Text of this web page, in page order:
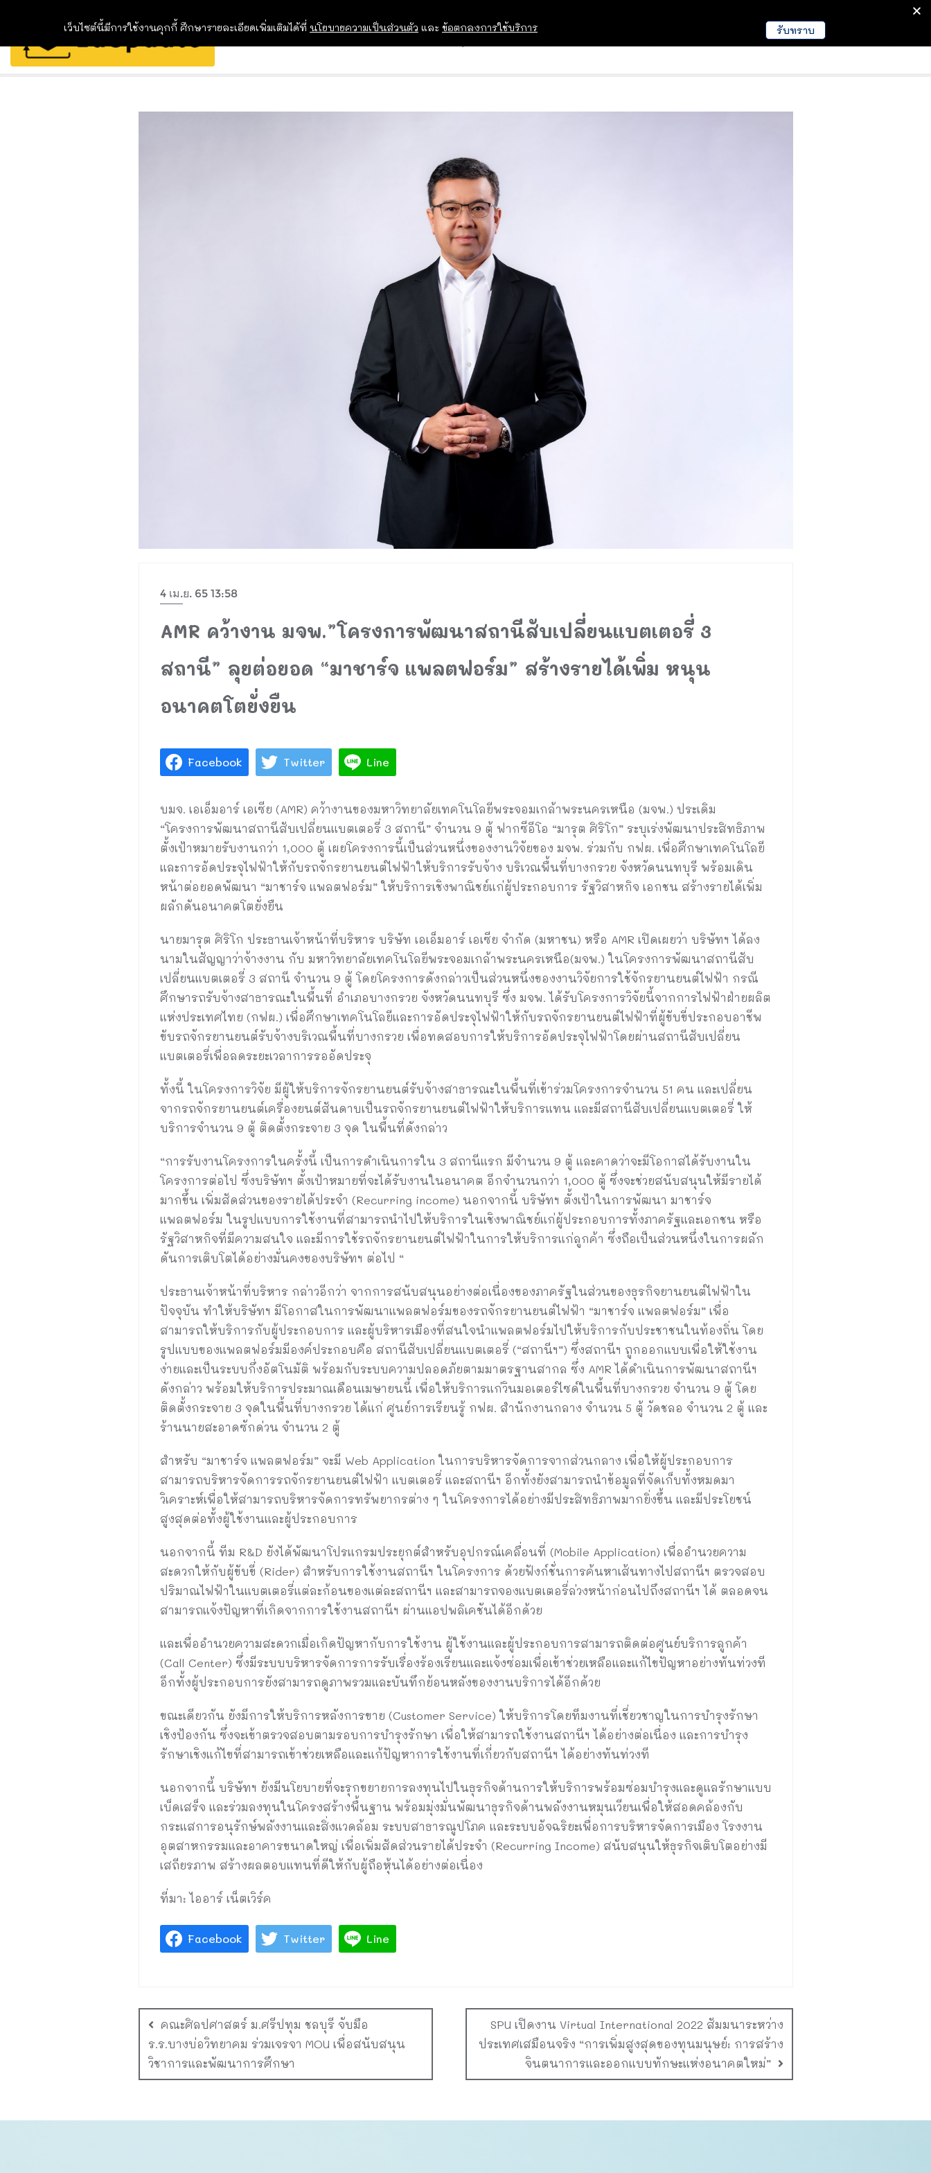
EDUCATION NEWS
4 เม.ย. 65 13:58
AMR คว้างาน มจพ.”โครงการพัฒนาสถานีสับเปลี่ยนแบตเตอรี่ 3
สถานี” ลุยต่อยอด “มาชาร์จ แพลตฟอร์ม” สร้างรายได้เพิ่ม หนุน
อนาคตโตยั่งยืน
Facebook Twitter Line
บมจ. เอเอ็มอาร์ เอเซีย (AMR) คว้างานของมหาวิทยาลัยเทคโนโลยีพระจอมเกล้าพระนครเหนือ (มจพ.) ประเดิม
“โครงการพัฒนาสถานีสับเปลี่ยนแบตเตอรี่ 3 สถานี” จำนวน 9 ตู้ ฟากซีอีโอ “มารุต ศิริโก” ระบุเร่งพัฒนาประสิทธิภาพ
ตั้งเป้าหมายรับงานกว่า 1,000 ตู้ เผยโครงการนี้เป็นส่วนหนึ่งของงานวิจัยของ มจพ. ร่วมกับ กฟผ. เพื่อศึกษาเทคโนโลยี
และการอัดประจุไฟฟ้าให้กับรถจักรยานยนต์ไฟฟ้าให้บริการรับจ้าง บริเวณพื้นที่บางกรวย จังหวัดนนทบุรี พร้อมเดิน
หน้าต่อยอดพัฒนา “มาชาร์จ แพลตฟอร์ม” ให้บริการเชิงพาณิชย์แก่ผู้ประกอบการ รัฐวิสาหกิจ เอกชน สร้างรายได้เพิ่ม
ผลักดันอนาคตโตยั่งยืน
นายมารุต ศิริโก ประธานเจ้าหน้าที่บริหาร บริษัท เอเอ็มอาร์ เอเซีย จำกัด (มหาชน) หรือ AMR เปิดเผยว่า บริษัทฯ ได้ลง
นามในสัญญาว่าจ้างงาน กับ มหาวิทยาลัยเทคโนโลยีพระจอมเกล้าพระนครเหนือ(มจพ.) ในโครงการพัฒนาสถานีสับ
เปลี่ยนแบตเตอรี่ 3 สถานี จำนวน 9 ตู้ โดยโครงการดังกล่าวเป็นส่วนหนึ่งของงานวิจัยการใช้จักรยานยนต์ไฟฟ้า กรณี
ศึกษารถรับจ้างสาธารณะในพื้นที่ อำเภอบางกรวย จังหวัดนนทบุรี ซึ่ง มจพ. ได้รับโครงการวิจัยนี้จากการไฟฟ้าฝ่ายผลิต
แห่งประเทศไทย (กฟผ.) เพื่อศึกษาเทคโนโลยีและการอัดประจุไฟฟ้าให้กับรถจักรยานยนต์ไฟฟ้าที่ผู้ขับขี่ประกอบอาชีพ
ขับรถจักรยานยนต์รับจ้างบริเวณพื้นที่บางกรวย เพื่อทดสอบการให้บริการอัดประจุไฟฟ้าโดยผ่านสถานีสับเปลี่ยน
แบตเตอรี่เพื่อลดระยะเวลาการรออัดประจุ
ทั้งนี้ ในโครงการวิจัย มีผู้ให้บริการจักรยานยนต์รับจ้างสาธารณะในพื้นที่เข้าร่วมโครงการจำนวน 51 คน และเปลี่ยน
จากรถจักรยานยนต์เครื่องยนต์สันดาบเป็นรถจักรยานยนต์ไฟฟ้าให้บริการแทน และมีสถานีสับเปลี่ยนแบตเตอรี่ ให้
บริการจำนวน 9 ตู้ ติดตั้งกระจาย 3 จุด ในพื้นที่ดังกล่าว
“การรับงานโครงการในครั้งนี้ เป็นการดำเนินการใน 3 สถานีแรก มีจำนวน 9 ตู้ และคาดว่าจะมีโอกาสได้รับงานใน
โครงการต่อไป ซึ่งบริษัทฯ ตั้งเป้าหมายที่จะได้รับงานในอนาคต อีกจำนวนกว่า 1,000 ตู้ ซึ่งจะช่วยสนับสนุนให้มีรายได้
มากขึ้น เพิ่มสัดส่วนของรายได้ประจำ (Recurring income) นอกจากนี้ บริษัทฯ ตั้งเป้าในการพัฒนา มาชาร์จ
แพลตฟอร์ม ในรูปแบบการใช้งานที่สามารถนำไปให้บริการในเชิงพาณิชย์แก่ผู้ประกอบการทั้งภาครัฐและเอกชน หรือ
รัฐวิสาหกิจที่มีความสนใจ และมีการใช้รถจักรยานยนต์ไฟฟ้าในการให้บริการแก่ลูกค้า ซึ่งถือเป็นส่วนหนึ่งในการผลัก
ดันการเติบโตได้อย่างมั่นคงของบริษัทฯ ต่อไป “
ประธานเจ้าหน้าที่บริหาร กล่าวอีกว่า จากการสนับสนุนอย่างต่อเนื่องของภาครัฐในส่วนของธุรกิจยานยนต์ไฟฟ้าใน
ปัจจุบัน ทำให้บริษัทฯ มีโอกาสในการพัฒนาแพลตฟอร์มของรถจักรยานยนต์ไฟฟ้า “มาชาร์จ แพลตฟอร์ม” เพื่อ
สามารถให้บริการกับผู้ประกอบการ และผู้บริหารเมืองที่สนใจนำแพลตฟอร์มไปให้บริการกับประชาชนในท้องถิ่น โดย
รูปแบบของแพลตฟอร์มมีองค์ประกอบคือ สถานีสับเปลี่ยนแบตเตอรี่ (“สถานีฯ”) ซึ่งสถานีฯ ถูกออกแบบเพื่อให้ใช้งาน
ง่ายและเป็นระบบกึ่งอัตโนมัติ พร้อมกับระบบความปลอดภัยตามมาตรฐานสากล ซึ่ง AMR ได้ดำเนินการพัฒนาสถานีฯ
ดังกล่าว พร้อมให้บริการประมาณเดือนเมษายนนี้ เพื่อให้บริการแก่วินมอเตอร์ไซด์ในพื้นที่บางกรวย จำนวน 9 ตู้ โดย
ติดตั้งกระจาย 3 จุดในพื้นที่บางกรวย ได้แก่ ศูนย์การเรียนรู้ กฟผ. สำนักงานกลาง จำนวน 5 ตู้ วัดชลอ จำนวน 2 ตู้ และ
ร้านนายสะอาดซักด่วน จำนวน 2 ตู้
สำหรับ “มาชาร์จ แพลตฟอร์ม” จะมี Web Application ในการบริหารจัดการจากส่วนกลาง เพื่อให้ผู้ประกอบการ
สามารถบริหารจัดการรถจักรยานยนต์ไฟฟ้า แบตเตอรี่ และสถานีฯ อีกทั้งยังสามารถนำข้อมูลที่จัดเก็บทั้งหมดมา
วิเคราะห์เพื่อให้สามารถบริหารจัดการทรัพยากรต่าง ๆ ในโครงการได้อย่างมีประสิทธิภาพมากยิ่งขึ้น และมีประโยชน์
สูงสุดต่อทั้งผู้ใช้งานและผู้ประกอบการ
นอกจากนี้ ทีม R&D ยังได้พัฒนาโปรแกรมประยุกต์สำหรับอุปกรณ์เคลื่อนที่ (Mobile Application) เพื่ออำนวยความ
สะดวกให้กับผู้ขับขี่ (Rider) สำหรับการใช้งานสถานีฯ ในโครงการ ด้วยฟังก์ชั่นการค้นหาเส้นทางไปสถานีฯ ตรวจสอบ
ปริมาณไฟฟ้าในแบตเตอรี่แต่ละก้อนของแต่ละสถานีฯ และสามารถจองแบตเตอรี่ล่วงหน้าก่อนไปถึงสถานีฯ ได้ ตลอดจน
สามารถแจ้งปัญหาที่เกิดจากการใช้งานสถานีฯ ผ่านแอปพลิเคชันได้อีกด้วย
และเพื่ออำนวยความสะดวกเมื่อเกิดปัญหากับการใช้งาน ผู้ใช้งานและผู้ประกอบการสามารถติดต่อศูนย์บริการลูกค้า
(Call Center) ซึ่งมีระบบบริหารจัดการการรับเรื่องร้องเรียนและแจ้งซ่อมเพื่อเข้าช่วยเหลือและแก้ไขปัญหาอย่างทันท่วงที
อีกทั้งผู้ประกอบการยังสามารถดูภาพรวมและบันทึกย้อนหลังของงานบริการได้อีกด้วย
ขณะเดียวกัน ยังมีการให้บริการหลังการขาย (Customer Service) ให้บริการโดยทีมงานที่เชี่ยวชาญในการบำรุงรักษา
เชิงป้องกัน ซึ่งจะเข้าตรวจสอบตามรอบการบำรุงรักษา เพื่อให้สามารถใช้งานสถานีฯ ได้อย่างต่อเนื่อง และการบำรุง
รักษาเชิงแก้ไขที่สามารถเข้าช่วยเหลือและแก้ปัญหาการใช้งานที่เกี่ยวกับสถานีฯ ได้อย่างทันท่วงที
นอกจากนี้ บริษัทฯ ยังมีนโยบายที่จะรุกขยายการลงทุนไปในธุรกิจด้านการให้บริการพร้อมซ่อมบำรุงและดูแลรักษาแบบ
เบ็ดเสร็จ และร่วมลงทุนในโครงสร้างพื้นฐาน พร้อมมุ่งมั่นพัฒนาธุรกิจด้านพลังงานหมุนเวียนเพื่อให้สอดคล้องกับ
กระแสการอนุรักษ์พลังงานและสิ่งแวดล้อม ระบบสาธารณูปโภค และระบบอัจฉริยะเพื่อการบริหารจัดการเมือง โรงงาน
อุตสาหกรรมและอาคารขนาดใหญ่ เพื่อเพิ่มสัดส่วนรายได้ประจำ (Recurring Income) สนับสนุนให้ธุรกิจเติบโตอย่างมี
เสถียรภาพ สร้างผลตอบแทนที่ดีให้กับผู้ถือหุ้นได้อย่างต่อเนื่อง
ที่มา: ไออาร์ เน็ตเวิร์ค
Facebook Twitter Line
คณะศิลปศาสตร์ ม.ศรีปทุม ชลบุรี จับมือ
ร.ร.บางบ่อวิทยาคม ร่วมเจรจา MOU เพื่อสนับสนุน
วิชาการและพัฒนาการศึกษา
SPU เปิดงาน Virtual International 2022 สัมมนาระหว่าง
ประเทศเสมือนจริง “การเพิ่มสูงสุดของทุนมนุษย์: การสร้าง
จินตนาการและออกแบบทักษะแห่งอนาคตใหม่”
เว็บไซต์นี้มีการใช้งานคุกกี้ ศึกษารายละเอียดเพิ่มเติมได้ที่ นโยบายความเป็นส่วนตัว และ ข้อตกลงการใช้บริการ รับทราบ